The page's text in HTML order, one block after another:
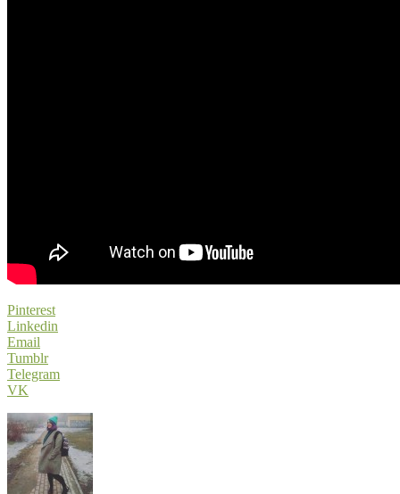
Pinterest
Linkedin
Email
Tumblr
Telegram
VK